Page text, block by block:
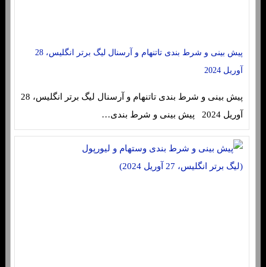
پیش بینی و شرط بندی تاتنهام و آرسنال لیگ برتر انگلیس، 28
آوریل 2024
پیش بینی و شرط بندی تاتنهام و آرسنال لیگ برتر انگلیس، 28
آوریل 2024 پیش بینی و شرط بندی…